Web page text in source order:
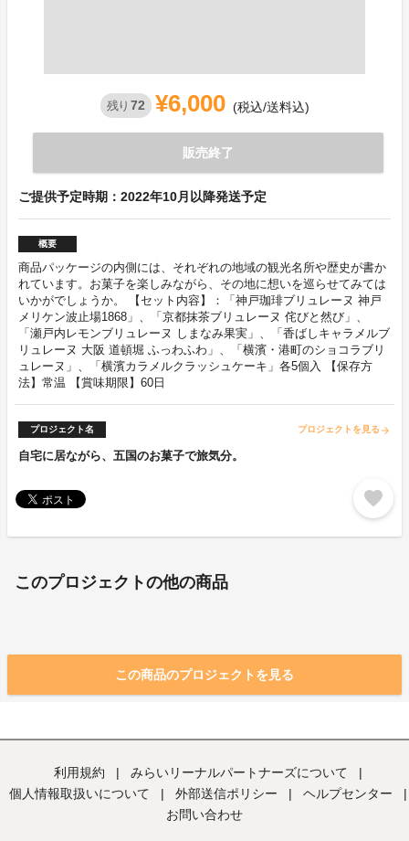
残り 72 ¥6,000 (税込/送料込)
販売終了
ご提供予定時期：2022年10月以降発送予定
概要
商品パッケージの内側には、それぞれの地域の観光名所や歴史が書か
れています。お菓子を楽しみながら、その地に想いを巡らせてみては
いかがでしょうか。 【セット内容】：「神戸珈琲ブリュレーヌ 神戸
メリケン波止場1868」、「京都抹茶ブリュレーヌ 侘びと然び」、
「瀬戸内レモンブリュレーヌ しまなみ果実」、「香ばしキャラメルブ
リュレーヌ 大阪 道頓堀 ふっわふわ」、「横濱・港町のショコラブリ
ュレーヌ」、「横濱カラメルクラッシュケーキ」各5個入 【保存方
法】常温 【賞味期限】60日
プロジェクト名 プロジェクトを見る arrow_forward
自宅に居ながら、五国のお菓子で旅気分。
favorite
このプロジェクトの他の商品
この商品のプロジェクトを見る
利用規約 | みらいリーナルパートナーズについて
|
個人情報取扱いについて
| 外部送信ポリシー | ヘルプセンター
|
お問い合わせ